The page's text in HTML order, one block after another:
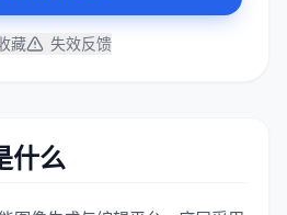
藏 失效反馈
什么